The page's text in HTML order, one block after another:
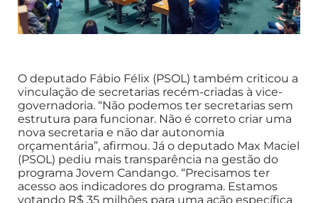
O deputado Fábio Félix (PSOL) também criticou a
vinculação de secretarias recém-criadas à vice-
governadoria. “Não podemos ter secretarias sem
estrutura para funcionar. Não é correto criar uma
nova secretaria e não dar autonomia
orçamentária”, afirmou. Já o deputado Max Maciel
(PSOL) pediu mais transparência na gestão do
programa Jovem Candango. “Precisamos ter
acesso aos indicadores do programa. Estamos
votando R$ 35 milhões para uma ação específica